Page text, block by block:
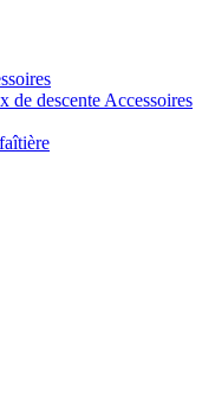
de descente Accessoires